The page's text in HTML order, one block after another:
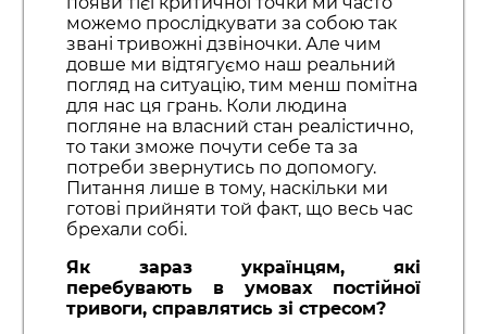
можемо прослідкувати за собою так
звані тривожні дзвіночки. Але чим
довше ми відтягуємо наш реальний
погляд на ситуацію, тим менш помітна
для нас ця грань. Коли людина
погляне на власний стан реалістично,
то таки зможе почути себе та за
потреби звернутись по допомогу.
Питання лише в тому, наскільки ми
готові прийняти той факт, що весь час
брехали собі.
Як зараз українцям, які
перебувають в умовах постійної
тривоги, справлятись зі стресом?